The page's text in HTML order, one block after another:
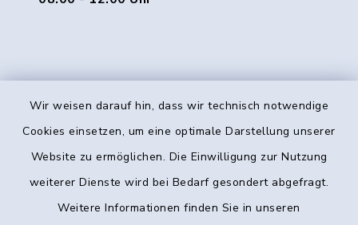
Wir weisen darauf hin, dass wir technisch notwendige
Cookies einsetzen, um eine optimale Darstellung unserer
Website zu ermöglichen. Die Einwilligung zur Nutzung
weiterer Dienste wird bei Bedarf gesondert abgefragt.
Weitere Informationen finden Sie in unseren
Kontakt
Datenschutz